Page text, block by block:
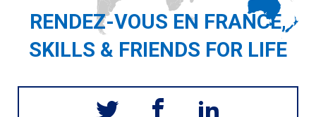
RENDEZ-VOUS EN FRANCE,
SKILLS & FRIENDS FOR LIFE